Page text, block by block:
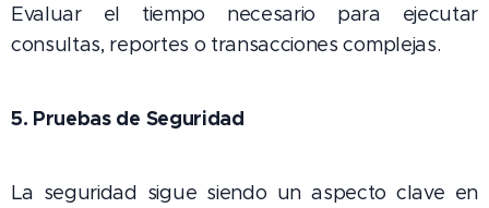
Evaluar el tiempo necesario para ejecutar
consultas, reportes o transacciones complejas.
5. Pruebas de Seguridad
La seguridad sigue siendo un aspecto clave en